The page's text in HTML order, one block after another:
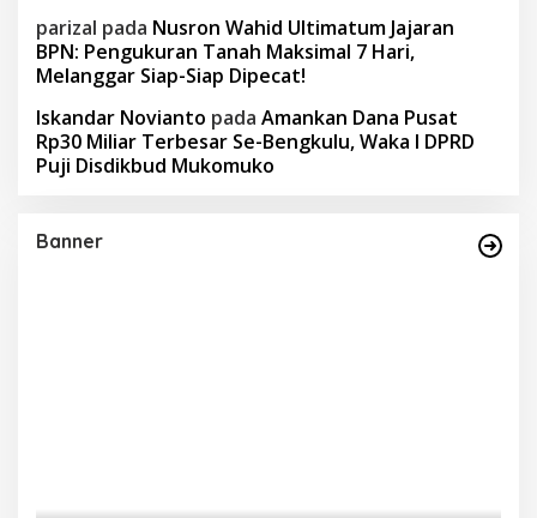
parizal pada Nusron Wahid Ultimatum Jajaran
BPN: Pengukuran Tanah Maksimal 7 Hari,
Melanggar Siap-Siap Dipecat!
Iskandar Novianto pada Amankan Dana Pusat
Rp30 Miliar Terbesar Se-Bengkulu, Waka I DPRD
Puji Disdikbud Mukomuko
Banner